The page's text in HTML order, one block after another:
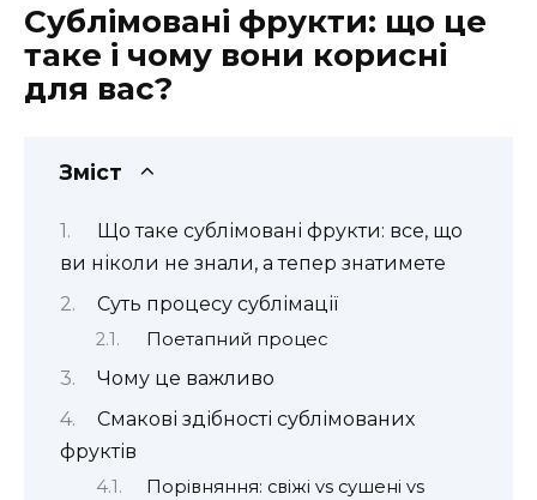
Сублімовані фрукти: що це
таке і чому вони корисні
для вас?
Зміст
Що таке сублімовані фрукти: все, що
ви ніколи не знали, а тепер знатимете
Суть процесу сублімації
Поетапний процес
Чому це важливо
Смакові здібності сублімованих
фруктів
Порівняння: свіжі vs сушені vs